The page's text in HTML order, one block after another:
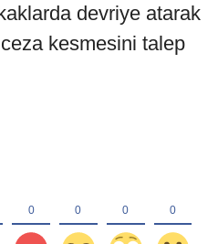
devriye atarak
kesmesini talep